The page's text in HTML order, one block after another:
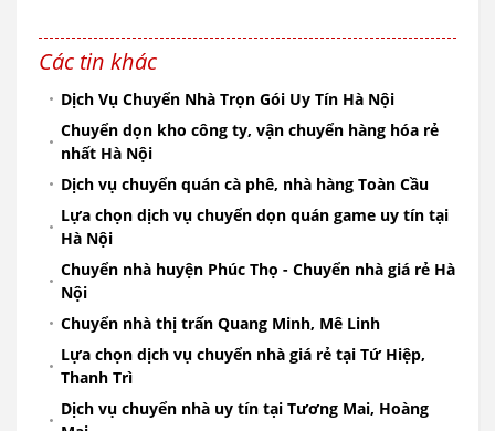
Các tin khác
Dịch Vụ Chuyển Nhà Trọn Gói Uy Tín Hà Nội
Chuyển dọn kho công ty, vận chuyển hàng hóa rẻ
nhất Hà Nội
Dịch vụ chuyển quán cà phê, nhà hàng Toàn Cầu
Lựa chọn dịch vụ chuyển dọn quán game uy tín tại
Hà Nội
Chuyển nhà huyện Phúc Thọ - Chuyển nhà giá rẻ Hà
Nội
Chuyển nhà thị trấn Quang Minh, Mê Linh
Lựa chọn dịch vụ chuyển nhà giá rẻ tại Tứ Hiệp,
Thanh Trì
Dịch vụ chuyển nhà uy tín tại Tương Mai, Hoàng